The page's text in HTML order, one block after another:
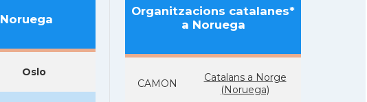
Noruega
Oslo
Organitzacions catalanes*
a Noruega
CAMON
Catalans a Norge
(Noruega)